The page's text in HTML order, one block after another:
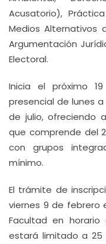
Acusatorio),
Medios Alternativos
Argumentación
Electoral.
Inicia el próximo
presencial de lunes
de julio, ofreciendo
que comprende del
con grupos
mínimo.
El trámite de
viernes 9 de febrero
Facultad en horario
estará limitado a 25